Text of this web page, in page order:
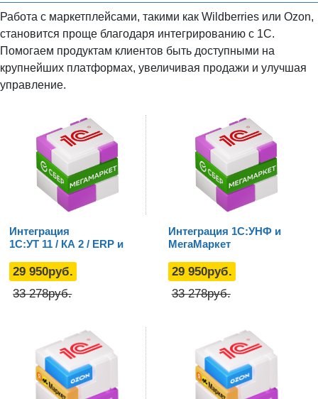
Работа с маркетплейсами, такими как Wildberries или Ozon,
становится проще благодаря интегрированию с 1С.
Помогаем продуктам клиентов быть доступными на
крупнейших платформах, увеличивая продажи и улучшая
управление.
Интеграция
1С:УТ 11 / КА 2 / ERP и
29 950руб.
33 278руб.
Интеграция 1С:УНФ и
МегаМаркет
29 950руб.
33 278руб.